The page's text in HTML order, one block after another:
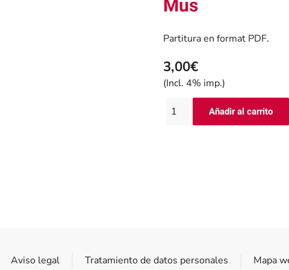
Mus
Partitura en format PDF.
3,00€
(Incl. 4% imp.)
Aviso legal Tratamiento de datos personales Mapa